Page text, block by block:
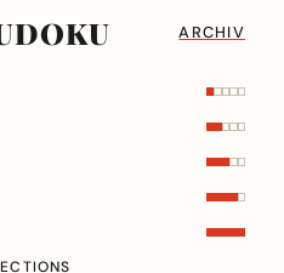
ARCHIV